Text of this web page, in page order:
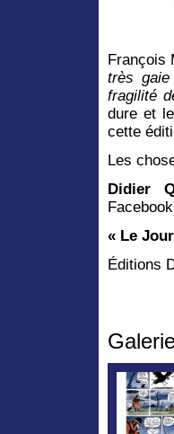
François
très gaie
fragilité
dure et
cette
Les
Didier
« Le
Éditions